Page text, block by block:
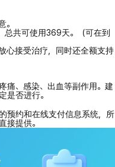
总共可使用369天。（可在到
心接受治疗，同时还全额支持
痛、感染、出血等副作用。建
是否进行。
预约和在线支付信息系统，所
接提供。